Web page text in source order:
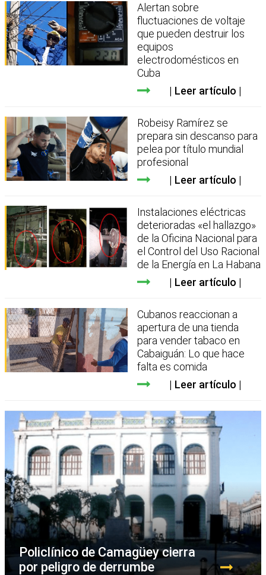
Alertan sobre
fluctuaciones de voltaje
que pueden destruir los
equipos
electrodomésticos en
Cuba
Leer artículo
Robeisy Ramírez se
prepara sin descanso para
pelea por título mundial
profesional
Leer artículo
Instalaciones eléctricas
deterioradas «el hallazgo»
de la Oficina Nacional para
el Control del Uso Racional
de la Energía en La Habana
Leer artículo
Cubanos reaccionan a
apertura de una tienda
para vender tabaco en
Cabaiguán: Lo que hace
falta es comida
Leer artículo
Policlínico de Camagüey cierra
por peligro de derrumbe